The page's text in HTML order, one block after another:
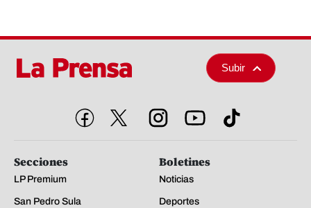
Subir
Secciones
LP Premium
San Pedro Sula
Boletines
Noticias
Deportes